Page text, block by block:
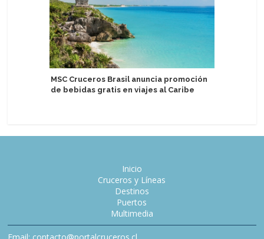
MSC Cruceros Brasil anuncia promoción
de bebidas gratis en viajes al Caribe
Inicio
Cruceros y Líneas
Destinos
Puertos
Multimedia